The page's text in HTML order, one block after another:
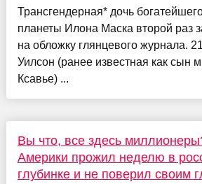
Трансгендерная* дочь
планеты Илона Маска второй раз
на обложку глянцевого журнала.
Уилсон (ранее известная как сын
Ксавье) ...
Вы что, все здесь
Америки прожил неделю в
глубинке и не поверил своим